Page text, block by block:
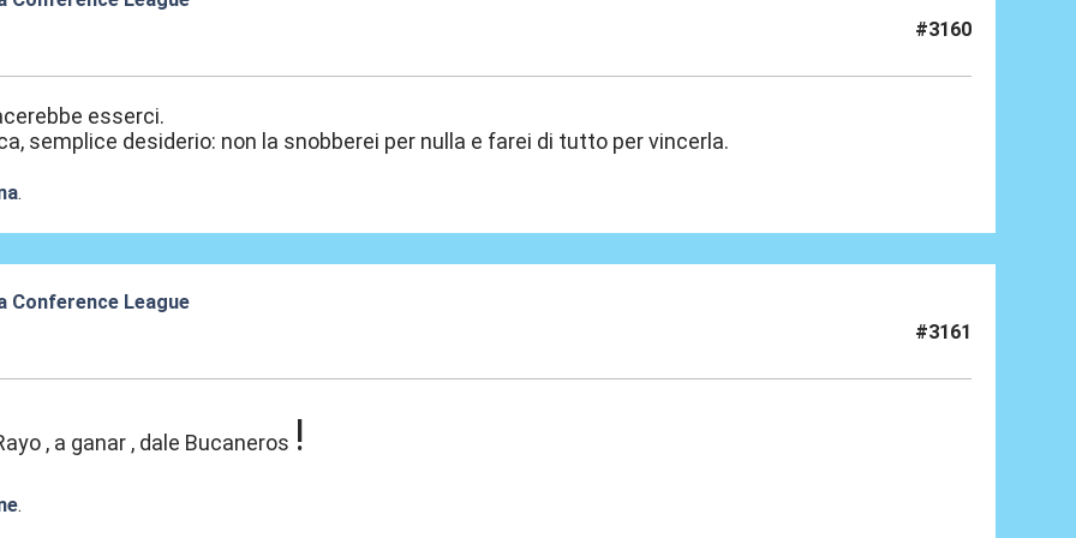
#3160
esserci.
semplice desiderio: non la snobberei per nulla e farei di tutto per vincerla.
.
Conference League
#3161
, a ganar , dale Bucaneros !
.